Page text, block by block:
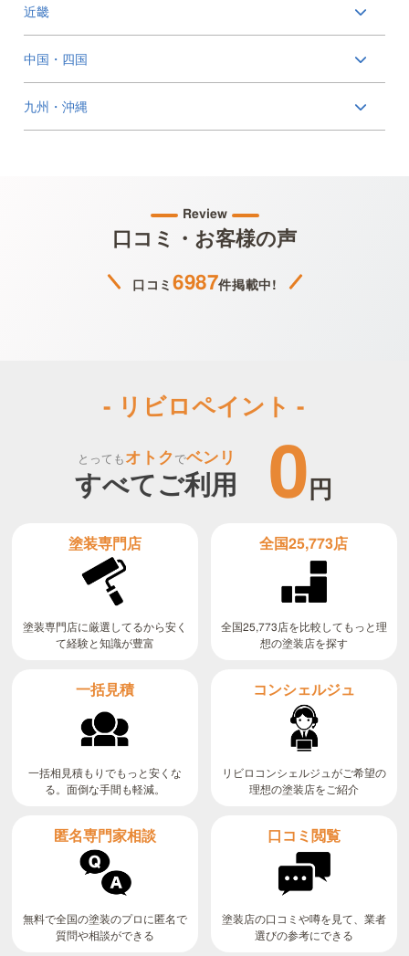
近畿
中国・四国
九州・沖縄
Review
口コミ・お客様の声
口コミ 6987件掲載中!
- リビロペイント -
とってもオトクでベンリ
すべてご利用 0円
塗装専門店
塗装専門店に厳選してるから安く
て経験と知識が豊富
全国25,773店
全国25,773店を比較してもっと理
想の塗装店を探す
一括見積
一括相見積もりでもっと安くな
る。面倒な手間も軽減。
コンシェルジュ
リビロコンシェルジュがご希望の
理想の塗装店をご紹介
匿名専門家相談
無料で全国の塗装のプロに匿名で
質問や相談ができる
口コミ閲覧
塗装店の口コミや噂を見て、業者
選びの参考にできる